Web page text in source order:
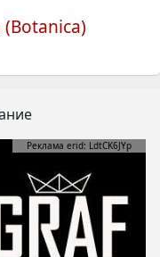
Реклама erid: LdtCK6JYp